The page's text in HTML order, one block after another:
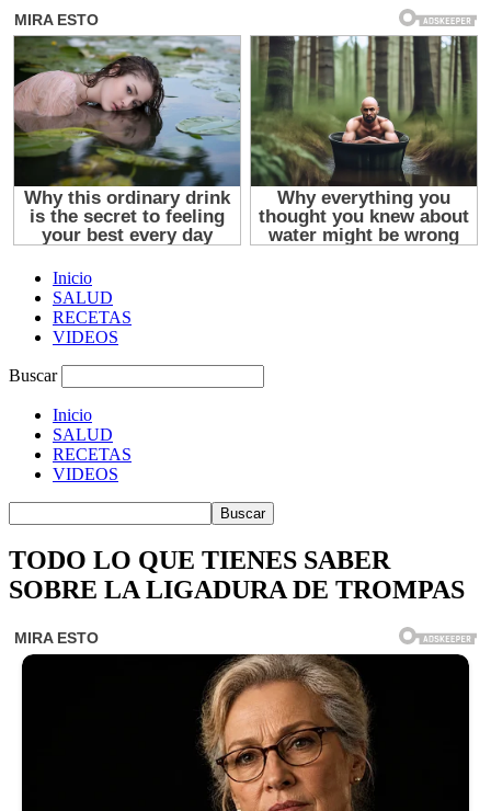
Inicio
SALUD
RECETAS
VIDEOS
Buscar
Inicio
SALUD
RECETAS
VIDEOS
TODO LO QUE TIENES SABER
SOBRE LA LIGADURA DE TROMPAS